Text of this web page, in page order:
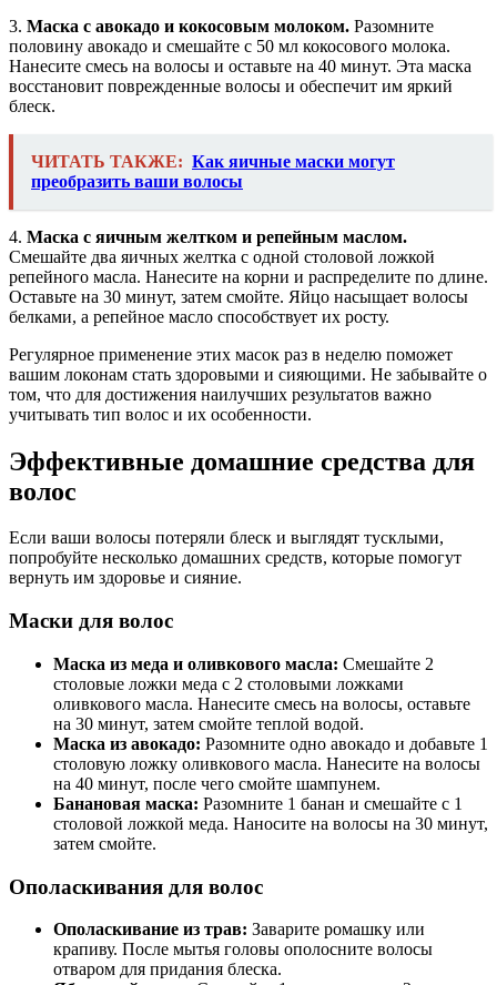
3. Маска с авокадо и кокосовым молоком. Разомните
половину авокадо и смешайте с 50 мл кокосового молока.
Нанесите смесь на волосы и оставьте на 40 минут. Эта маска
восстановит поврежденные волосы и обеспечит им яркий
блеск.
ЧИТАТЬ ТАКЖЕ: Как яичные маски могут
преобразить ваши волосы
4. Маска с яичным желтком и репейным маслом.
Смешайте два яичных желтка с одной столовой ложкой
репейного масла. Нанесите на корни и распределите по длине.
Оставьте на 30 минут, затем смойте. Яйцо насыщает волосы
белками, а репейное масло способствует их росту.
Регулярное применение этих масок раз в неделю поможет
вашим локонам стать здоровыми и сияющими. Не забывайте о
том, что для достижения наилучших результатов важно
учитывать тип волос и их особенности.
Эффективные домашние средства для
волос
Если ваши волосы потеряли блеск и выглядят тусклыми,
попробуйте несколько домашних средств, которые помогут
вернуть им здоровье и сияние.
Маски для волос
Маска из меда и оливкового масла: Смешайте 2
столовые ложки меда с 2 столовыми ложками
оливкового масла. Нанесите смесь на волосы, оставьте
на 30 минут, затем смойте теплой водой.
Маска из авокадо: Разомните одно авокадо и добавьте 1
столовую ложку оливкового масла. Нанесите на волосы
на 40 минут, после чего смойте шампунем.
Банановая маска: Разомните 1 банан и смешайте с 1
столовой ложкой меда. Наносите на волосы на 30 минут,
затем смойте.
Ополаскивания для волос
Ополаскивание из трав: Заварите ромашку или
крапиву. После мытья головы ополосните волосы
отваром для придания блеска.